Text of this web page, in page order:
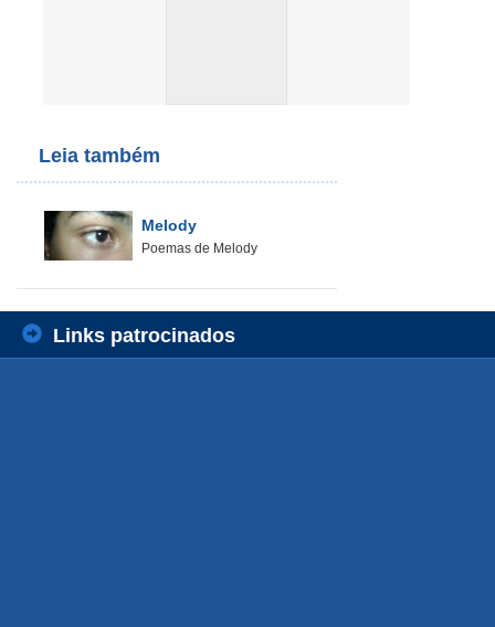
Leia também
Melody
Poemas de Melody
Links patrocinados